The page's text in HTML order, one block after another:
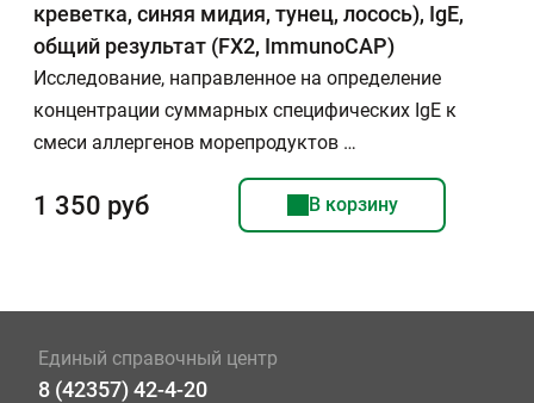
креветка, синяя мидия, тунец, лосось), IgE,
общий результат (FX2, ImmunoCAP)
Исследование, направленное на определение
концентрации суммарных специфических IgE к
смеси аллергенов морепродуктов …
1 350 руб В корзину
Единый справочный центр
8 (42357) 42-4-20